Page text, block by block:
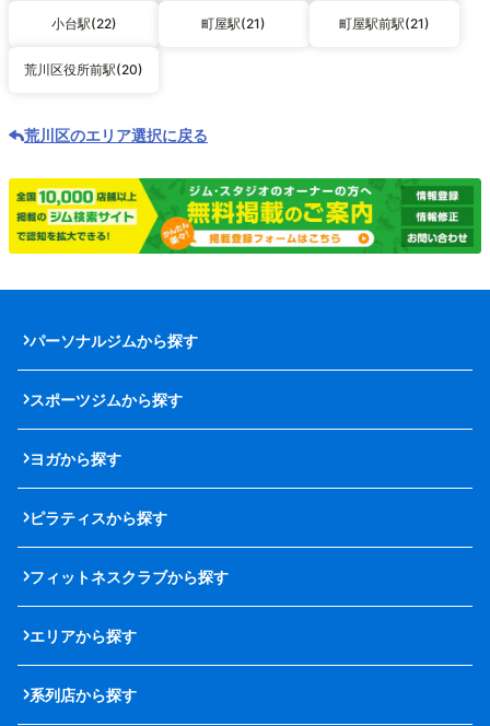
小台駅(22) 町屋駅(21) 町屋駅前駅(21)
荒川区役所前駅(20)
荒川区のエリア選択に戻る
パーソナルジムから探す
スポーツジムから探す
ヨガから探す
ピラティスから探す
フィットネスクラブから探す
エリアから探す
系列店から探す